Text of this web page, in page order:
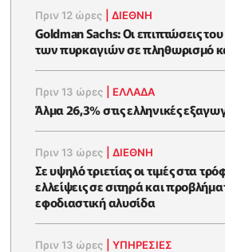
Πριν 12 ώρες |ΔΙΕΘΝΗ
Goldman Sachs: Οι επιπτώσεις
των πυρκαγιών σε πληθωρισμό
Πριν 13 ώρες ΕΛΛΆΔΑ
Άλμα 26,3% στις ελληνικές
Πριν 13 ώρες |ΔΙΕΘΝΗ
Σε υψηλό τριετίας οι τιμές στα
ελλείψεις σε σιτηρά και
εφοδιαστική αλυσίδα
Πριν 13 ώρες |ΥΠΗΡΕΣΙΕΣ